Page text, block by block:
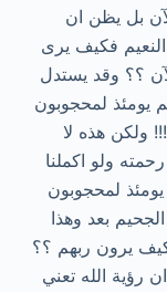
بل يظن ان
فكيف يرى
؟؟ وقد يستدل
يومئذ لمحجوبون
ولكن هذه لا
ولو اكملنا
يومئذ لمحجوبون
بعد وهذا
كيف يرون ربهم ؟؟
رؤية الله تعني